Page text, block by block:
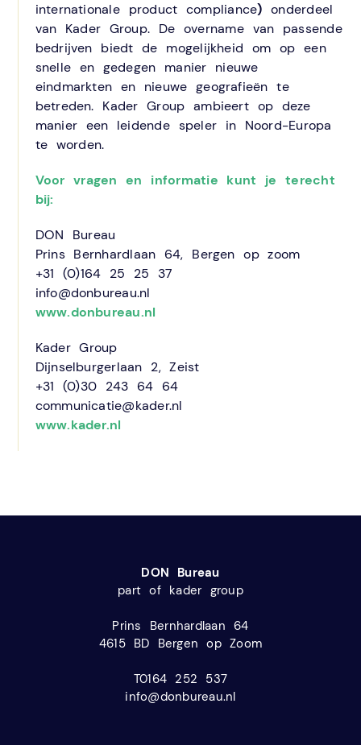
internationale product compliance)onderdeel
van Kader Group. De overname van passende
bedrijven biedt de mogelijkheid om op een
snelle en gedegen manier nieuwe
eindmarkten en nieuwe geografieën te
betreden. Kader Group ambieert op deze
manier een leidende speler in Noord-Europa
te worden.
Voor vragen en informatie kunt je terecht
bij:
DON Bureau
Prins Bernhardlaan 64, Bergen op zoom
+31 (0)164 25 25 37
info@donbureau.nl
www.donbureau.nl
Kader Group
Dijnselburgerlaan 2, Zeist
+31 (0)30 243 64 64
communicatie@kader.nl
www.kader.nl
DON Bureau
part of kader group
Prins Bernhardlaan 64
4615 BD Bergen op Zoom
T0164 252 537
info@donbureau.nl